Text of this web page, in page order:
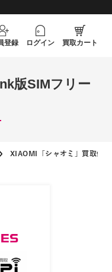
登録 ログイン 買取カート
版SIMフリー
XIAOMI「シャオミ」買取価